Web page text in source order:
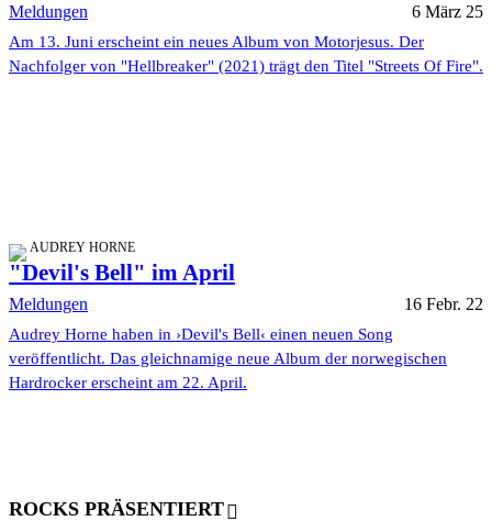
Meldungen 6 März 25
Am 13. Juni erscheint ein neues Album von Motorjesus. Der
Nachfolger von "Hellbreaker" (2021) trägt den Titel "Streets Of Fire".
AUDREY HORNE
"Devil's Bell" im April
Meldungen 16 Febr. 22
Audrey Horne haben in ›Devil's Bell‹ einen neuen Song
veröffentlicht. Das gleichnamige neue Album der norwegischen
Hardrocker erscheint am 22. April.
ROCKS PRÄSENTIERT